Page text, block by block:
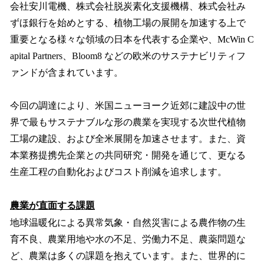
会社安川電機、株式会社脱炭素化支援機構、株式会社み
ずほ銀行を始めとする、植物工場の展開を加速する上で
重要となる様々な領域の日本を代表する企業や、McWin C
apital Partners、Bloom8 などの欧米のサステナビリティフ
ァンドが含まれています。
今回の調達により、米国ニューヨーク近郊に建設中の世
界で最もサステナブルな形の農業を実現する次世代植物
工場の建設、および全米展開を加速させます。また、資
本業務提携先企業との共同研究・開発を通じて、更なる
生産工程の自動化およびコスト削減を追求します。
農業が直面する課題
地球温暖化による異常気象・自然災害による農作物の生
育不良、農業用地や水の不足、労働力不足、農薬問題な
ど、農業は多くの課題を抱えています。また、世界的に